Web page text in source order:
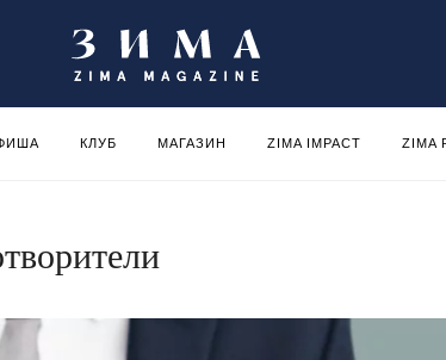
КЛУБ МАГАЗИН ZIMA IMPACT ZIMA